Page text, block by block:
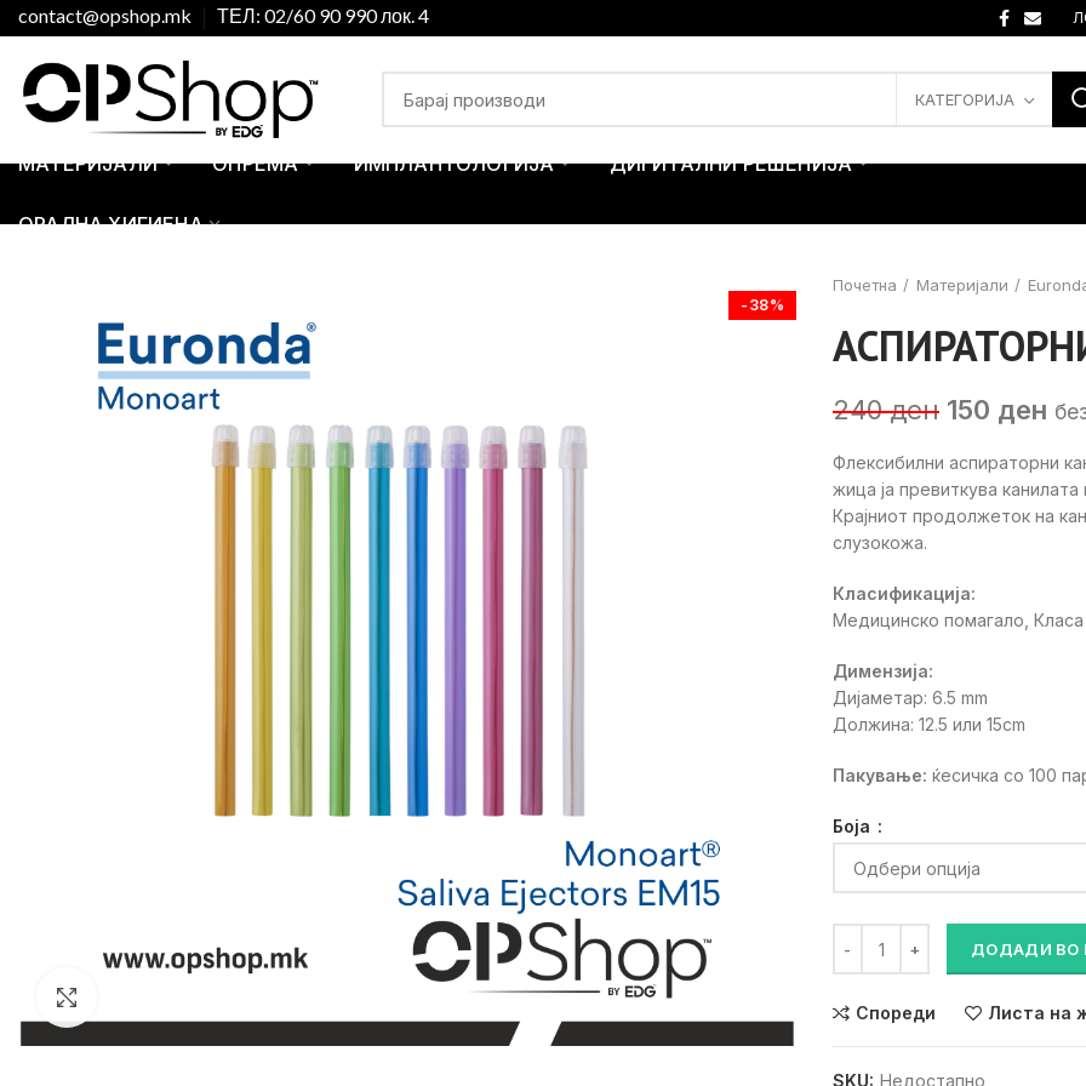
contact@opshop.mk ТЕЛ: 02/60 90 990 лок. 4
КАТЕГОРИЈА
МАТЕРИЈАЛИ ОПРЕМА ИМПЛАНТОЛОГИЈА ДИГИТАЛНИ РЕШЕНИЈА
ОРАЛНА ХИГИЕНА
-38%
Почетна Материјали
240ден Original
was:
240 ден.
150 ден
is:
Флексибилни аспираторни
жица ја превиткува
Крајниот продолжеток на
слузокожа.
Класификација:
Mедицинско помагало, Класа
Димензиja:
Дијаметар: 6.5 mm
Должина: 12.5 или 15cm
Пакување: ќесичка со 100
Боја
ДОДАДИ ВО
Спореди Листа на
SKU: Недостапно